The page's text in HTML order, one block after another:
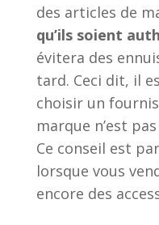
des articles de
qu’ils soient
évitera des
tard. Ceci dit, il
choisir un
marque n’est
Ce conseil est
lorsque vous
encore des